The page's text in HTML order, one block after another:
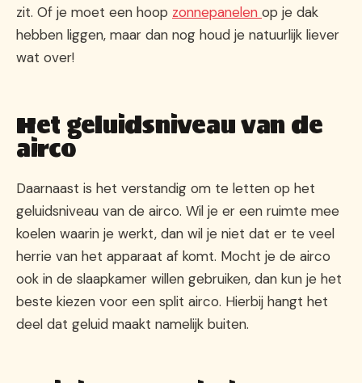
zit. Of je moet een hoop zonnepanelen op je dak
hebben liggen, maar dan nog houd je natuurlijk liever
wat over!
Het geluidsniveau van de
airco
Daarnaast is het verstandig om te letten op het
geluidsniveau van de airco. Wil je er een ruimte mee
koelen waarin je werkt, dan wil je niet dat er te veel
herrie van het apparaat af komt. Mocht je de airco
ook in de slaapkamer willen gebruiken, dan kun je het
beste kiezen voor een split airco. Hierbij hangt het
deel dat geluid maakt namelijk buiten.